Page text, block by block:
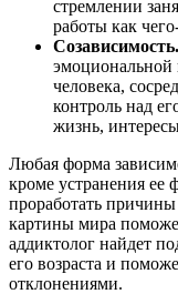
стремлении
работы как
Созависимость.
эмоциональной
человека,
контроль над
жизнь,
Любая форма
кроме устранения ее
проработать
картины мира
аддиктолог найдет
его возраста и
отклонениями.